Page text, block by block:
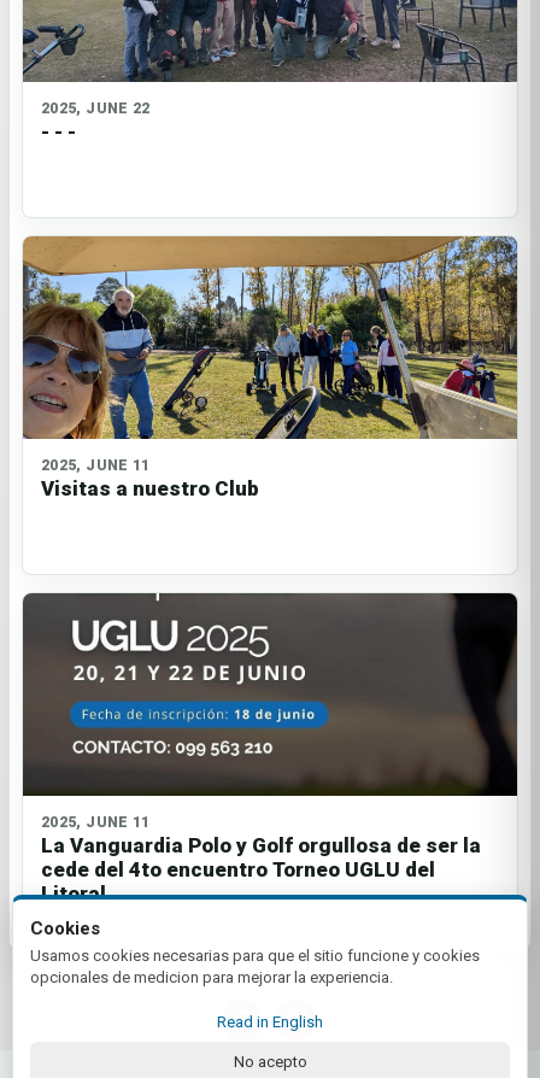
2025, JUNE 22
- - -
2025, JUNE 11
Visitas a nuestro Club
2025, JUNE 11
La Vanguardia Polo y Golf orgullosa de ser la
cede del 4to encuentro Torneo UGLU del
Litoral.
© 2026 La Vanguardia Golf Club | by Plus+Golf
Cookies
Usamos cookies necesarias para que el sitio funcione y cookies
opcionales de medicion para mejorar la experiencia.
Read in English
No acepto